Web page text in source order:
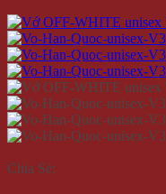
Chia Sẻ: